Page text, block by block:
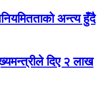
अन्त्य हुँदै
दिए २ लाख